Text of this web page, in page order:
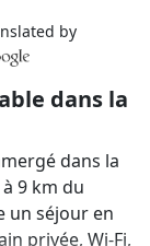
by
dans la
dans la
9 km du
un séjour en
privée, Wi-Fi,